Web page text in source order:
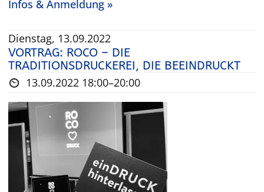
G
o
s
l
Infos & Anmeldung »
Dienstag, 13.09.2022
VORTRAG: ROCO – DIE
TRADITIONSDRUCKEREI, DIE BEEINDRUCKT
13.09.2022 18:00–20:00